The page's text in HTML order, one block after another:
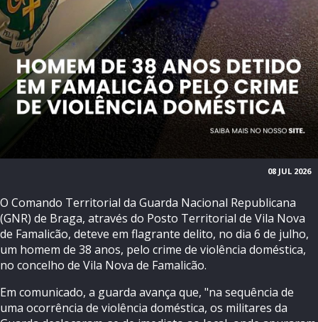
08 JUL 2026
O Comando Territorial da Guarda Nacional Republicana
(GNR) de Braga, através do Posto Territorial de Vila Nova
de Famalicão, deteve em flagrante delito, no dia 6 de julho,
um homem de 38 anos, pelo crime de violência doméstica,
no concelho de Vila Nova de Famalicão.
Em comunicado, a guarda avança que, "na sequência de
uma ocorrência de violência doméstica, os militares da